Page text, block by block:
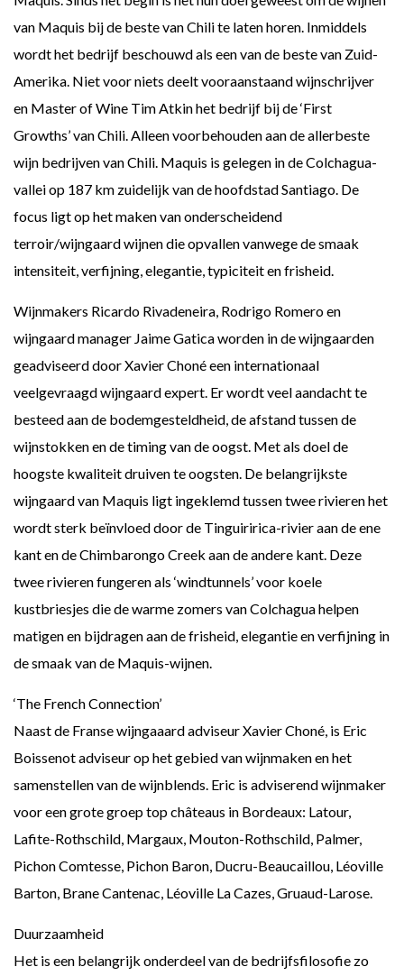
van Maquis bij de beste van Chili te laten horen. Inmiddels
wordt het bedrijf beschouwd als een van de beste van Zuid-
Amerika. Niet voor niets deelt vooraanstaand wijnschrijver
en Master of Wine Tim Atkin het bedrijf bij de ‘First
Growths’ van Chili. Alleen voorbehouden aan de allerbeste
wijn bedrijven van Chili. Maquis is gelegen in de Colchagua-
vallei op 187 km zuidelijk van de hoofdstad Santiago. De
focus ligt op het maken van onderscheidend
terroir/wijngaard wijnen die opvallen vanwege de smaak
intensiteit, verfijning, elegantie, typiciteit en frisheid.
Wijnmakers Ricardo Rivadeneira, Rodrigo Romero en
wijngaard manager Jaime Gatica worden in de wijngaarden
geadviseerd door Xavier Choné een internationaal
veelgevraagd wijngaard expert. Er wordt veel aandacht te
besteed aan de bodemgesteldheid, de afstand tussen de
wijnstokken en de timing van de oogst. Met als doel de
hoogste kwaliteit druiven te oogsten. De belangrijkste
wijngaard van Maquis ligt ingeklemd tussen twee rivieren het
wordt sterk beïnvloed door de Tinguiririca-rivier aan de ene
kant en de Chimbarongo Creek aan de andere kant. Deze
twee rivieren fungeren als ‘windtunnels’ voor koele
kustbriesjes die de warme zomers van Colchagua helpen
matigen en bijdragen aan de frisheid, elegantie en verfijning in
de smaak van de Maquis-wijnen.
‘The French Connection’
Naast de Franse wijngaaard adviseur Xavier Choné, is Eric
Boissenot adviseur op het gebied van wijnmaken en het
samenstellen van de wijnblends. Eric is adviserend wijnmaker
voor een grote groep top châteaus in Bordeaux: Latour,
Lafite-Rothschild, Margaux, Mouton-Rothschild, Palmer,
Pichon Comtesse, Pichon Baron, Ducru-Beaucaillou, Léoville
Barton, Brane Cantenac, Léoville La Cazes, Gruaud-Larose.
Duurzaamheid
Het is een belangrijk onderdeel van de bedrijfsfilosofie zo